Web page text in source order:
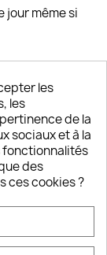
jour même si
clients
à 18H
les
les
de la
sociaux et à la
fonctionnalités
des
ces cookies ?